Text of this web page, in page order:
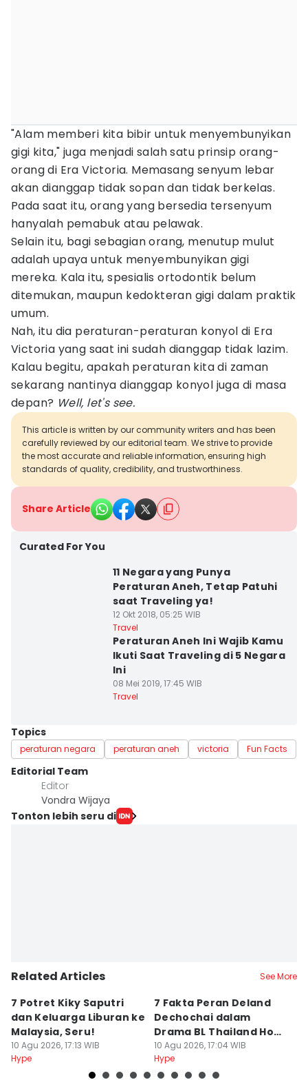
"Alam memberi kita bibir untuk menyembunyikan
gigi kita," juga menjadi salah satu prinsip orang-
orang di Era Victoria. Memasang senyum lebar
akan dianggap tidak sopan dan tidak berkelas.
Pada saat itu, orang yang bersedia tersenyum
hanyalah pemabuk atau pelawak.
Selain itu, bagi sebagian orang, menutup mulut
adalah upaya untuk menyembunyikan gigi
mereka. Kala itu, spesialis ortodontik belum
ditemukan, maupun kedokteran gigi dalam praktik
umum.
Nah, itu dia peraturan-peraturan konyol di Era
Victoria yang saat ini sudah dianggap tidak lazim.
Kalau begitu, apakah peraturan kita di zaman
sekarang nantinya dianggap konyol juga di masa
depan? Well, let's see.
This article is written by our community writers and has been
carefully reviewed by our editorial team. We strive to provide
the most accurate and reliable information, ensuring high
standards of quality, credibility, and trustworthiness.
Share Article
Curated For You
11 Negara yang Punya
Peraturan Aneh, Tetap Patuhi
saat Traveling ya!
12 Okt 2018, 05:25 WIB
Travel
Peraturan Aneh Ini Wajib Kamu
Ikuti Saat Traveling di 5 Negara
Ini
08 Mei 2019, 17:45 WIB
Travel
Topics
peraturan negara peraturan aneh victoria Fun Facts
Editorial Team
Editor
Vondra Wijaya
Tonton lebih seru di
Related Articles See More
7 Potret Kiky Saputri
dan Keluarga Liburan ke
Malaysia, Seru!
10 Agu 2026, 17:13 WIB
Hype
7 Fakta Peran Deland
Dechochai dalam
Drama BL Thailand Hook
Your Heart
10 Agu 2026, 17:04 WIB
Hype